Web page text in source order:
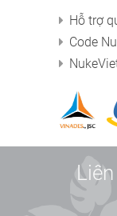
Hỗ trợ
Code